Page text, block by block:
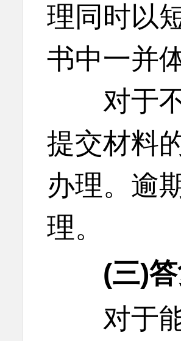
理同时以
书中一并
对于不
提交材料
办理。逾
理。
(三)
对于能